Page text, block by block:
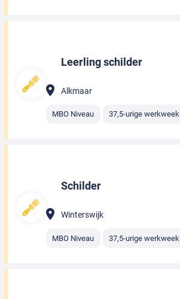
Leerling schilder
Alkmaar
MBO Niveau 37,5-urige werkweek
Schilder
Winterswijk
MBO Niveau 37,5-urige werkweek